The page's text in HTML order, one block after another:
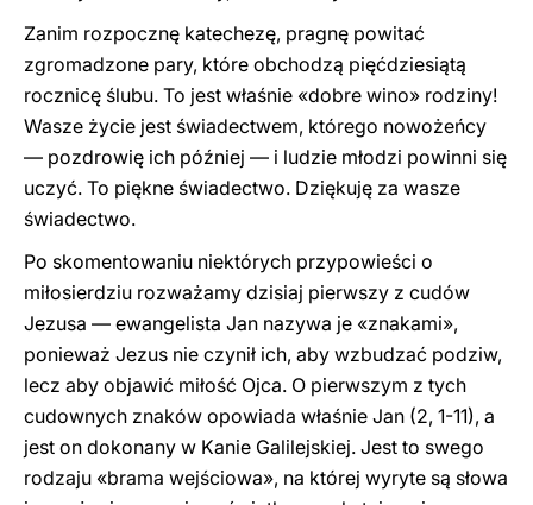
Zanim rozpocznę katechezę, pragnę powitać
zgromadzone pary, które obchodzą pięćdziesiątą
rocznicę ślubu. To jest właśnie «dobre wino» rodziny!
Wasze życie jest świadectwem, którego nowożeńcy
— pozdrowię ich później — i ludzie młodzi powinni się
uczyć. To piękne świadectwo. Dziękuję za wasze
świadectwo.
Po skomentowaniu niektórych przypowieści o
miłosierdziu rozważamy dzisiaj pierwszy z cudów
Jezusa — ewangelista Jan nazywa je «znakami»,
ponieważ Jezus nie czynił ich, aby wzbudzać podziw,
lecz aby objawić miłość Ojca. O pierwszym z tych
cudownych znaków opowiada właśnie Jan (2, 1-11), a
jest on dokonany w Kanie Galilejskiej. Jest to swego
rodzaju «brama wejściowa», na której wyryte są słowa